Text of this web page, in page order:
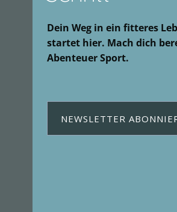
Dein Weg in ein fitteres
startet hier. Mach dich
Abenteuer Sport.
NEWSLETTER